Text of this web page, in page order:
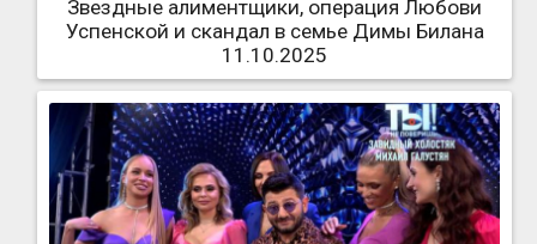
Звездные алиментщики, операция Любови
Успенской и скандал в семье Димы Билана
11.10.2025